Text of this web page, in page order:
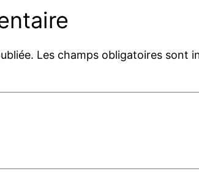
Les champs obligatoires sont